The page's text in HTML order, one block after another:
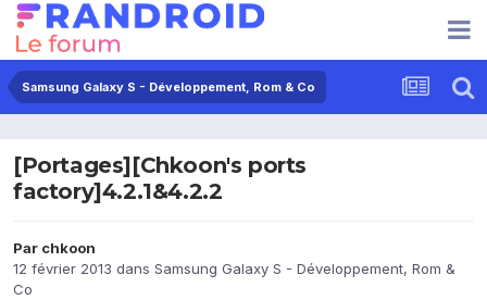
Samsung Galaxy S - Développement, Rom & Co
[Portages][Chkoon's ports
factory]4.2.1&4.2.2
Par chkoon
12 février 2013 dans Samsung Galaxy S - Développement, Rom &
Co